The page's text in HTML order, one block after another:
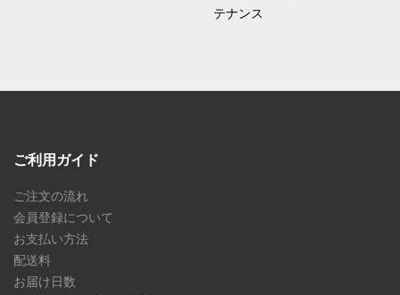
テナンス
ご利用ガイド
ご注文の流れ
会員登録について
お支払い方法
配送料
お届け日数